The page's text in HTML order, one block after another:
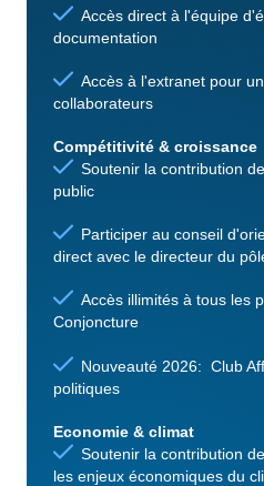
Accès direct à l'équipe
documentation
Accès à l'extranet pour
collaborateurs
Compétitivité & croissance
Soutenir la contribution
public
Participer au conseil
direct avec le directeur du
Accès illimités à tous les
Conjoncture
Nouveauté 2026: Club
politiques
Economie & climat
Soutenir la contribution
les enjeux économiques du